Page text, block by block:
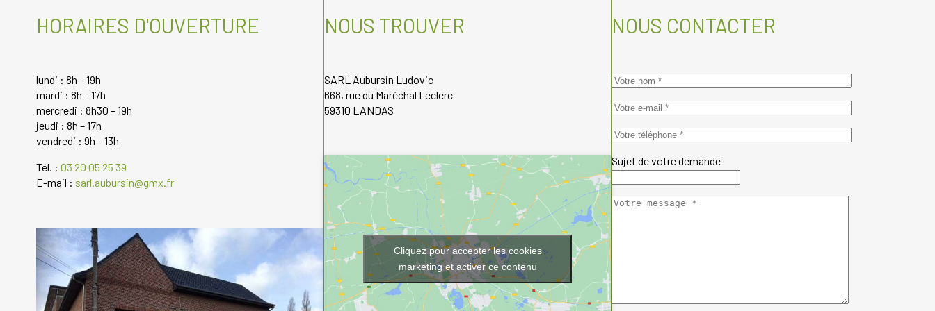
HORAIRES D'OUVERTURE
lundi : 8h – 19h
mardi : 8h – 17h
mercredi : 8h30 – 19h
jeudi : 8h – 17h
vendredi : 9h – 13h
Tél. : 03 20 05 25 39
E-mail : sarl.aubursin@gmx.fr
NOUS TROUVER
SARL Aubursin Ludovic
668, rue du Maréchal Leclerc
59310 LANDAS
Cliquez pour accepter les cookies
marketing et activer ce contenu
NOUS CONTACTER
Sujet de votre demande